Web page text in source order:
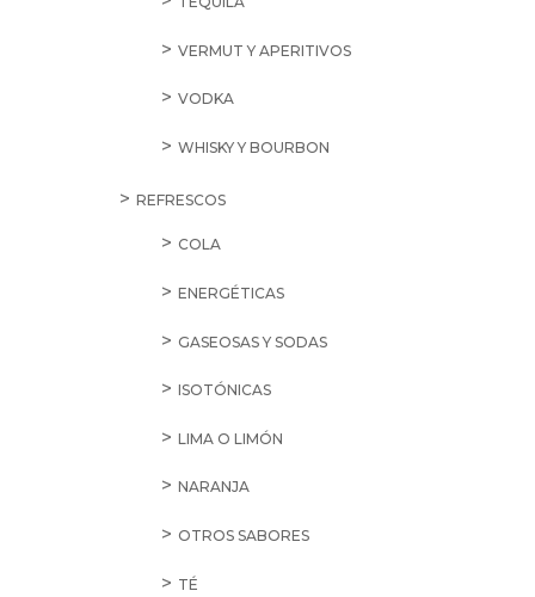
VERMUT Y APERITIVOS
VODKA
WHISKY Y BOURBON
REFRESCOS
COLA
ENERGÉTICAS
GASEOSAS Y SODAS
ISOTÓNICAS
LIMA O LIMÓN
NARANJA
OTROS SABORES
TÉ